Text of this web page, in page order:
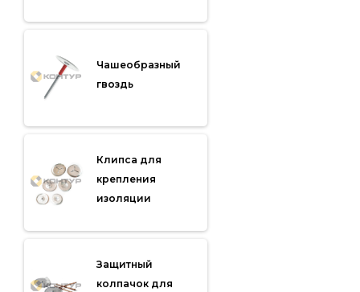
Чашеобразный
гвоздь
Клипса для
крепления
изоляции
Защитный
колпачок для